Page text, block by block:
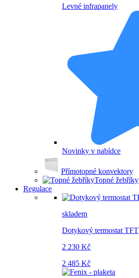
Levné infrapanely
Novinky v nabídce
Přímotopné konvektory
Topné žebříky
Regulace
skladem
Dotykový termostat TFT
2 230 Kč
2 485 Kč